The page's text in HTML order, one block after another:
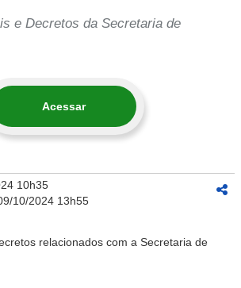
e Decretos da Secretaria de
Acessar
10h35
10/2024 13h55
relacionados com a Secretaria de